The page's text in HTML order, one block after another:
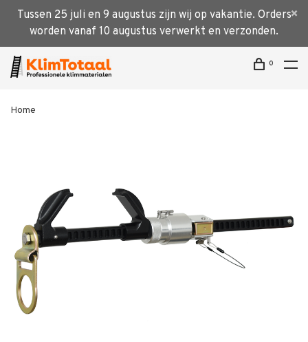
Tussen 25 juli en 9 augustus zijn wij op vakantie. Orders
worden vanaf 10 augustus verwerkt en verzonden.
0
Home